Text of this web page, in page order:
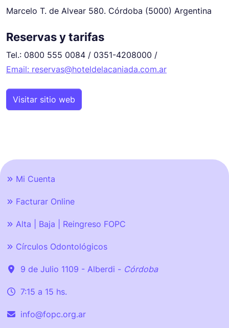
Marcelo T. de Alvear 580. Córdoba (5000) Argentina
Reservas y tarifas
Tel.: 0800 555 0084 / 0351-4208000 /
Email: reservas@hoteldelacaniada.com.ar
Visitar sitio web
Mi Cuenta
Facturar Online
Alta | Baja | Reingreso FOPC
Círculos Odontológicos
9 de Julio 1109 - Alberdi - Córdoba
7:15 a 15 hs.
info@fopc.org.ar